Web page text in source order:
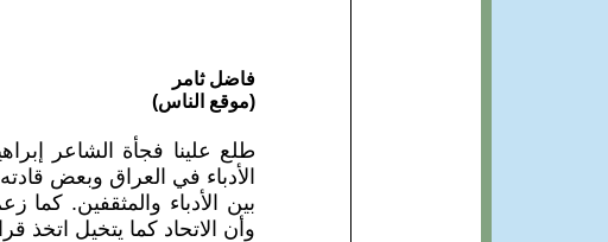
فاضل ثامر
(موقع الناس)
طلع علينا فجأة الشاعر
الأدباء في العراق وبعض
بين الأدباء والمثقفين. كما
وأن الاتحاد كما يتخيل اتخذ